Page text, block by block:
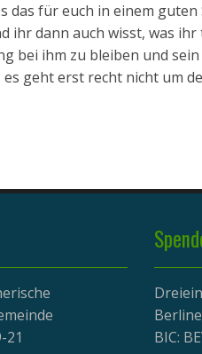
das für euch in einem
ihr dann auch wisst, was
bei ihm zu bleiben und
geht erst recht nicht um
21
BIC: